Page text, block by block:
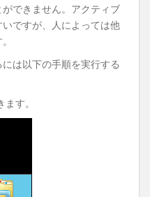
できません。アクティブ
ですが、人によっては他
は以下の手順を実行する
す。